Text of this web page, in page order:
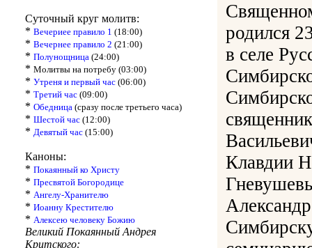
Суточный круг молитв:
* Вечериее правило 1 (18:00)
* Вечернее правило 2 (21:00)
* Полунощница (24:00)
* Молитвы на потребу (03:00)
* Утреня и первый час (06:00)
* Третий час (09:00)
* Обедница (сразу после третьего часа)
* Шестой час (12:00)
* Девятый час (15:00)
Каноны:
* Покаянный ко Христу
* Пресвятой Богородице
* Ангелу-Хранителю
* Иоанну Крестителю
* Алексею человеку Божию
Великий Покаянный Андрея
Критского:
родился
в селе
Клавдии